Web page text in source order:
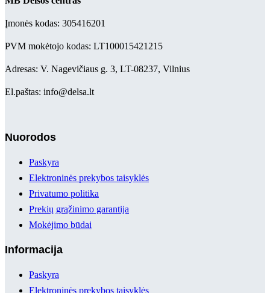
Įmonės kodas: 305416201
PVM mokėtojo kodas: LT100015421215
Adresas: V. Nagevičiaus g. 3, LT-08237, Vilnius
El.paštas: info@delsa.lt
Nuorodos
Paskyra
Elektroninės prekybos taisyklės
Privatumo politika
Prekių grąžinimo garantija
Mokėjimo būdai
Informacija
Paskyra
Elektroninės prekybos taisyklės